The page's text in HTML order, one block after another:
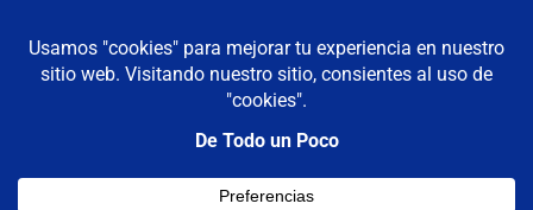
contenido
De todo un poco
Reflexiones,
MENÚ